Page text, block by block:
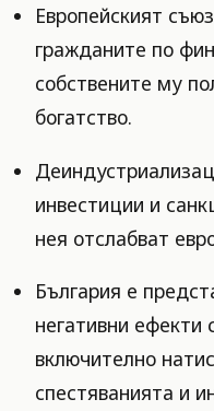
Европейският
гражданите по
собствените му
богатство.
инвестиции и
нея отслабват
България е
негативни ефекти
включително
спестяванията и